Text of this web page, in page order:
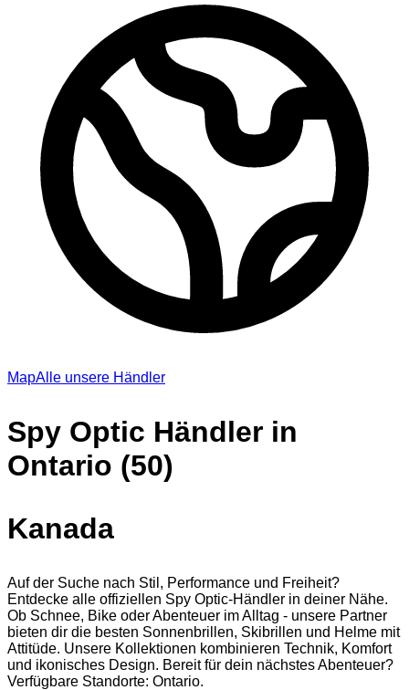
MapAlle unsere Händler
Spy Optic Händler in
Ontario (50)
Kanada
Auf der Suche nach Stil, Performance und Freiheit?
Entdecke alle offiziellen Spy Optic-Händler in deiner Nähe.
Ob Schnee, Bike oder Abenteuer im Alltag - unsere Partner
bieten dir die besten Sonnenbrillen, Skibrillen und Helme mit
Attitüde. Unsere Kollektionen kombinieren Technik, Komfort
und ikonisches Design. Bereit für dein nächstes Abenteuer?
Verfügbare Standorte: Ontario.